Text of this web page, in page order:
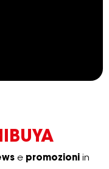
e promozioni in